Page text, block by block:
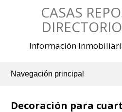
CASAS
Información
Navegación principal
Decoración para